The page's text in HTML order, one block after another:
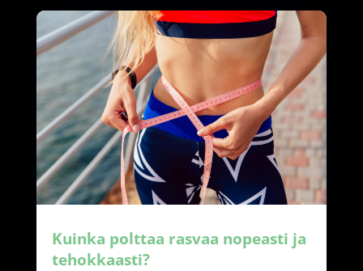
Kuinka polttaa rasvaa nopeasti ja
tehokkaasti?